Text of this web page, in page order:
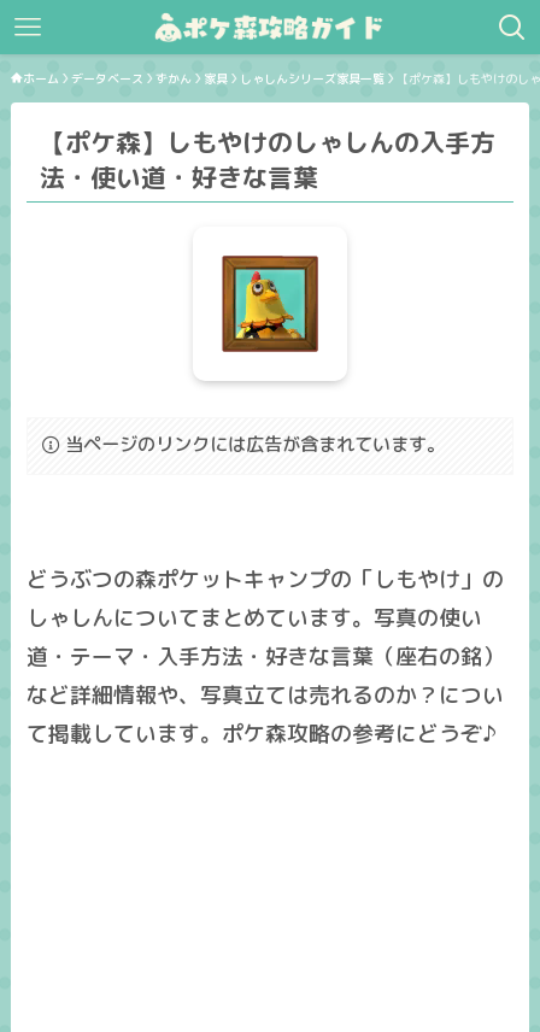
ホーム データベース ずかん 家具 しゃしんシリーズ家具一覧 【ポケ森】しもやけのし
【ポケ森】しもやけのしゃしんの入手方
法・使い道・好きな言葉
当ページのリンクには広告が含まれています。
どうぶつの森ポケットキャンプの「しもやけ」の
しゃしんについてまとめています。写真の使い
道・テーマ・入手方法・好きな言葉（座右の銘）
など詳細情報や、写真立ては売れるのか？につい
て掲載しています。ポケ森攻略の参考にどうぞ♪